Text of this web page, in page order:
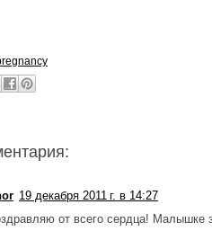
19 декабря 2011 г. в 14:27
от всего сердца! Малышке